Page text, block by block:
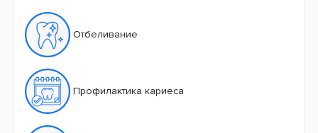
Отбеливание
Профилактика кариеса